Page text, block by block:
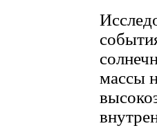
массы